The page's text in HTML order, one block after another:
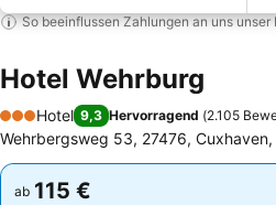
So beeinflussen Zahlungen an uns unser
Hotel Wehrburg
3 Sterne
Hotel 9,3 Hervorragend (2.105
Wehrbergsweg 53, 27476,
ab 115 €
ab 115 €